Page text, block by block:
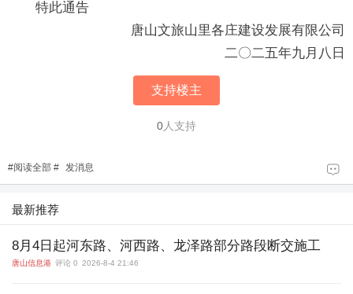
特此通告
唐山文旅山里各庄建设发展有限公司
二〇二五年九月八日
支持楼主
0人支持
#阅读全部 # 发消息
最新推荐
8月4日起河东路、河西路、龙泽路部分路段断交施工
唐山信息港 评论 0 2026-8-4 21:46